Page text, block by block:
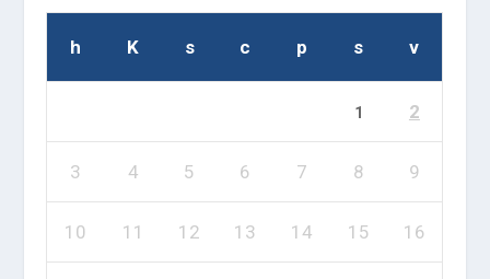
h K s c p s v
1 2
3 4 5 6 7 8 9
10 11 12 13 14 15 16